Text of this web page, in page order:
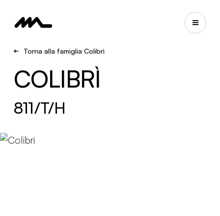
Torna alla famiglia Colibrì
COLIBRÌ
811/T/H